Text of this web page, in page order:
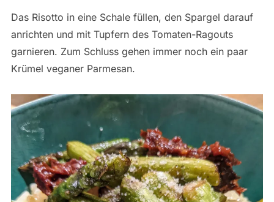
Das Risotto in eine Schale füllen, den Spargel darauf
anrichten und mit Tupfern des Tomaten-Ragouts
garnieren. Zum Schluss gehen immer noch ein paar
Krümel veganer Parmesan.